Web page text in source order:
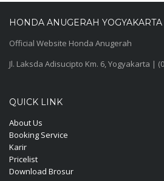
HONDA ANUGERAH YOGYAKARTA
Official Website Honda Anugerah
Jl. Laksda Adisucipto Km. 6, Yogyakarta |
QUICK LINK
About Us
Booking Service
Karir
Pricelist
Download Brosur